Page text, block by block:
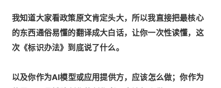
我知道大家看政策原文肯定头大，所以我直接把最核心
的东西通俗易懂的翻译成大白话，让你一次性读懂，这
次《标识办法》到底说了什么。
以及你作为AI模型或应用提供方，应该怎么做；你作为